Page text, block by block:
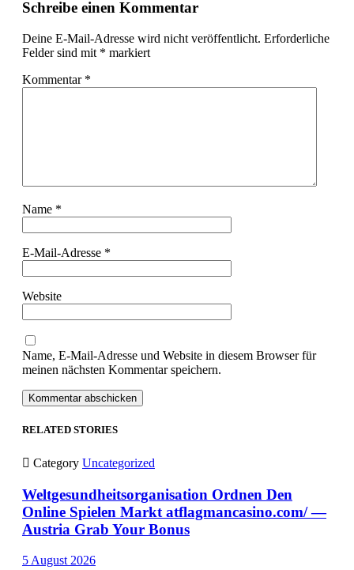
Schreibe einen Kommentar
Deine E-Mail-Adresse wird nicht veröffentlicht. Erforderliche
Felder sind mit * markiert
Kommentar *
Name *
E-Mail-Adresse *
Website
Name, E-Mail-Adresse und Website in diesem Browser für
meinen nächsten Kommentar speichern.
RELATED STORIES
 Category Uncategorized
Weltgesundheitsorganisation Ordnen Den
Online Spielen Markt atflagmancasino.com/ —
Austria Grab Your Bonus
5 August 2026